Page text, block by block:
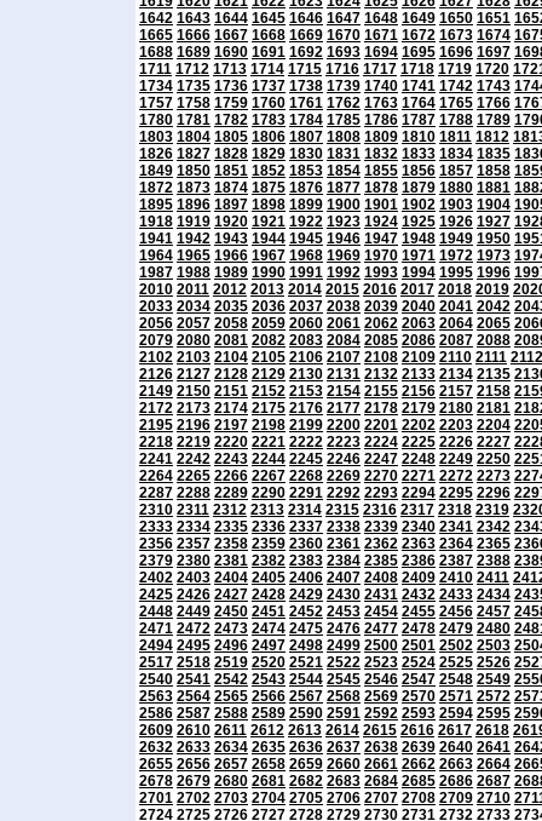
1642 1643 1644 1645 1646 1647 1648 1649 1650 1651
1665 1666 1667 1668 1669 1670 1671 1672 1673 1674
1688 1689 1690 1691 1692 1693 1694 1695 1696 1697
1711 1712 1713 1714 1715 1716 1717 1718 1719 1720
1734 1735 1736 1737 1738 1739 1740 1741 1742 1743
1757 1758 1759 1760 1761 1762 1763 1764 1765 1766
1780 1781 1782 1783 1784 1785 1786 1787 1788 1789
1803 1804 1805 1806 1807 1808 1809 1810 1811 1812
1826 1827 1828 1829 1830 1831 1832 1833 1834 1835
1849 1850 1851 1852 1853 1854 1855 1856 1857 1858
1872 1873 1874 1875 1876 1877 1878 1879 1880 1881
1895 1896 1897 1898 1899 1900 1901 1902 1903 1904
1918 1919 1920 1921 1922 1923 1924 1925 1926 1927
1941 1942 1943 1944 1945 1946 1947 1948 1949 1950
1964 1965 1966 1967 1968 1969 1970 1971 1972 1973
1987 1988 1989 1990 1991 1992 1993 1994 1995 1996
2010 2011 2012 2013 2014 2015 2016 2017 2018 2019
2033 2034 2035 2036 2037 2038 2039 2040 2041 2042
2056 2057 2058 2059 2060 2061 2062 2063 2064 2065
2079 2080 2081 2082 2083 2084 2085 2086 2087 2088
2102 2103 2104 2105 2106 2107 2108 2109 2110 2111 2112
2126 2127 2128 2129 2130 2131 2132 2133 2134 2135
2149 2150 2151 2152 2153 2154 2155 2156 2157 2158
2172 2173 2174 2175 2176 2177 2178 2179 2180 2181
2195 2196 2197 2198 2199 2200 2201 2202 2203 2204
2218 2219 2220 2221 2222 2223 2224 2225 2226 2227
2241 2242 2243 2244 2245 2246 2247 2248 2249 2250
2264 2265 2266 2267 2268 2269 2270 2271 2272 2273
2287 2288 2289 2290 2291 2292 2293 2294 2295 2296
2310 2311 2312 2313 2314 2315 2316 2317 2318 2319
2333 2334 2335 2336 2337 2338 2339 2340 2341 2342
2356 2357 2358 2359 2360 2361 2362 2363 2364 2365
2379 2380 2381 2382 2383 2384 2385 2386 2387 2388
2402 2403 2404 2405 2406 2407 2408 2409 2410 2411
2425 2426 2427 2428 2429 2430 2431 2432 2433 2434
2448 2449 2450 2451 2452 2453 2454 2455 2456 2457
2471 2472 2473 2474 2475 2476 2477 2478 2479 2480
2494 2495 2496 2497 2498 2499 2500 2501 2502 2503
2517 2518 2519 2520 2521 2522 2523 2524 2525 2526
2540 2541 2542 2543 2544 2545 2546 2547 2548 2549
2563 2564 2565 2566 2567 2568 2569 2570 2571 2572
2586 2587 2588 2589 2590 2591 2592 2593 2594 2595
2609 2610 2611 2612 2613 2614 2615 2616 2617 2618
2632 2633 2634 2635 2636 2637 2638 2639 2640 2641
2655 2656 2657 2658 2659 2660 2661 2662 2663 2664
2678 2679 2680 2681 2682 2683 2684 2685 2686 2687
2701 2702 2703 2704 2705 2706 2707 2708 2709 2710
2724 2725 2726 2727 2728 2729 2730 2731 2732 2733